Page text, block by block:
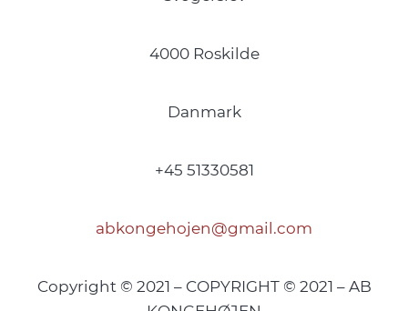
4000 Roskilde
Danmark
+45 51330581
abkongehojen@gmail.com
Copyright © 2021 – COPYRIGHT © 2021 – AB